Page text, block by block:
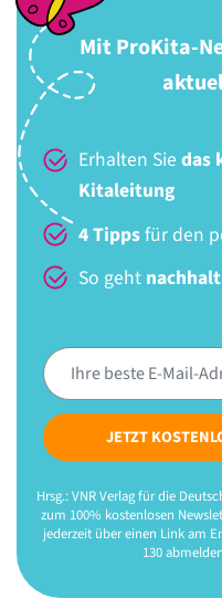
Mit ProKita-
Erhalten Sie das
Kitaleitung
4 Tippsfür den
So geht
JETZT
Hrsg.: VNR Verlag für die
zum 100% kostenlosen
jederzeit über einen Link am
130